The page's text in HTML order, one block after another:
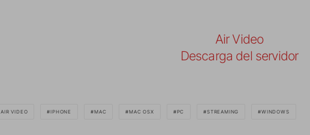
Air Video
Descarga del servidor
AIR VIDEO IPHONE MAC MAC OSX PC STREAMING WINDOWS